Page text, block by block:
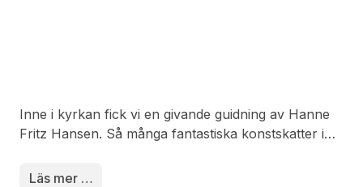
Inne i kyrkan fick vi en givande guidning av Hanne
Fritz Hansen. Så många fantastiska konstskatter i
måste att se! Åk dit!
Läs mer …